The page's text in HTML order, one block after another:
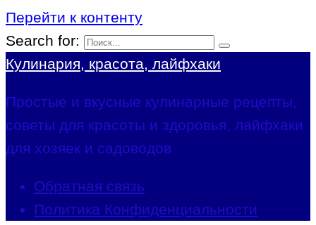
Перейти к контенту
Search for:
Кулинария, красота, лайфхаки
Простые и вкусные кулинарные рецепты,
советы для красоты и здоровья, лайфхаки
для хозяек и садоводов
Обратная связь
Политика Конфиденциальности